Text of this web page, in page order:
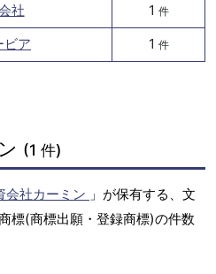
社 1 件
ビア 1 件
(1 件)
会社カーミン 」が保有する、文
標(商標出願・登録商標)の件数